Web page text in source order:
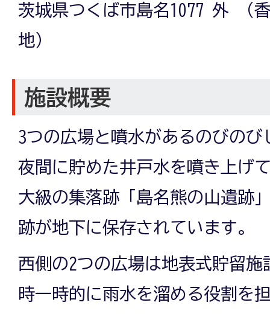
茨城県つくば市島名1077 外 （
地）
施設概要
3つの広場と噴水があるのびの
夜間に貯めた井戸水を噴き上げ
大級の集落跡「島名熊の山遺跡
跡が地下に保存されています。
西側の2つの広場は地表式貯留
時一時的に雨水を溜める役割を